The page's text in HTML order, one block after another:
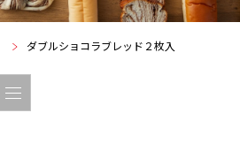
ダブルショコラブレッド２枚入